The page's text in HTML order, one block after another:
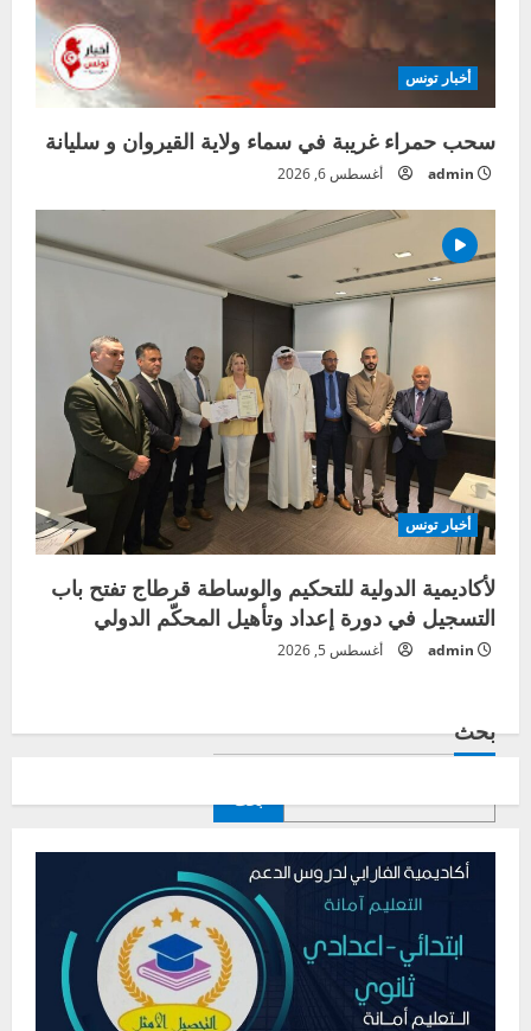
أخبار تونس
سحب حمراء غريبة في سماء ولاية القيروان و سليانة
admin أغسطس 6, 2026
أخبار تونس
لأكاديمية الدولية للتحكيم والوساطة قرطاج تفتح باب
التسجيل في دورة إعداد وتأهيل المحكّم الدولي
admin أغسطس 5, 2026
بحث
بحث